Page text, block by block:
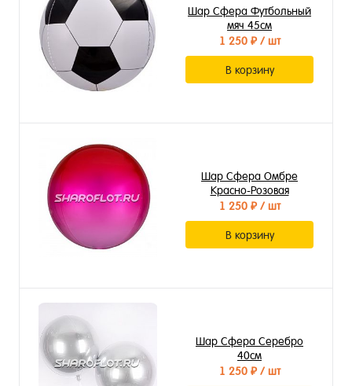
Шар Сфера Футбольный
мяч 45см
1 250 ₽/ шт
В корзину
Шар Сфера Омбре
Красно-Розовая
1 250 ₽/ шт
В корзину
Шар Сфера Серебро
40см
1 250 ₽/ шт